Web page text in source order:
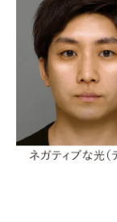
うるおいキャ
いキャッチ体
*うるおいキャッチ
ウォッシュ
おいをキャッ
*1 シクロヘキサン
*2 角層まで
されたマイ
が引き寄せ
*タルク、ステアロ
いを保つ成分